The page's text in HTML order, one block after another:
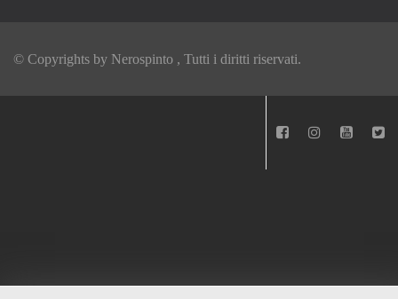
© Copyrights by Nerospinto , Tutti i diritti riservati.